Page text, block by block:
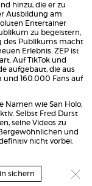
hinzu, die er zu
Ausbildung am
Entertainer
zu begeistern,
des Publikums macht
Erlebnis. ZEP ist
Auf TikTok und
aufgebaut, die aus
und 160.000 Fans auf
Namen wie San Holo,
Selbst Fred Durst
seine Videos zu
und
nicht vorbei.
sichern